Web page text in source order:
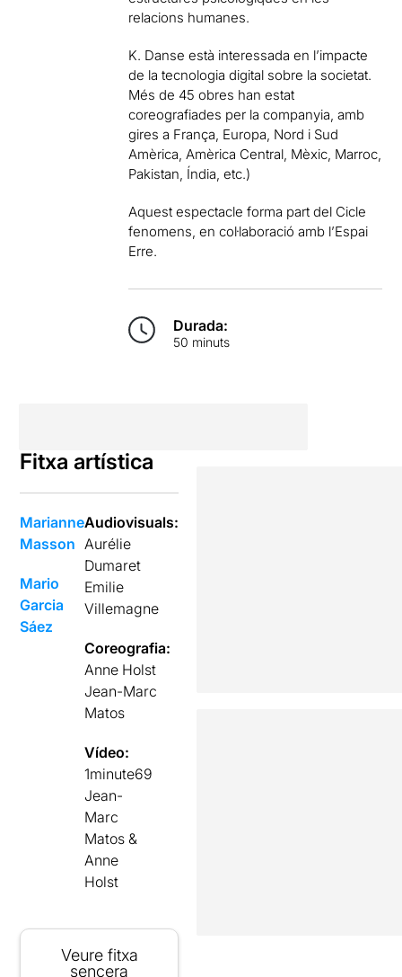
relacions humanes.
K. Danse està interessada en l’impacte
de la tecnologia digital sobre la societat.
Més de 45 obres han estat
coreografiades per la companyia, amb
gires a França, Europa, Nord i Sud
Amèrica, Amèrica Central, Mèxic, Marroc,
Pakistan, Índia, etc.)
Aquest espectacle forma part del Cicle
fenomens, en col·laboració amb l’Espai
Erre.
Durada:
50 minuts
Fitxa artística
Marianne
Masson
Mario
Garcia
Sáez
Audiovisuals:
Aurélie
Dumaret
Emilie
Villemagne
Coreografia:
Anne Holst
Jean-Marc
Matos
Vídeo:
1minute69
Jean-
Marc
Matos &
Anne
Holst
Veure fitxa
sencera